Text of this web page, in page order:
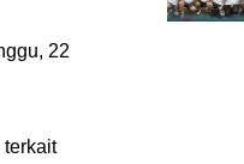
22
terkait